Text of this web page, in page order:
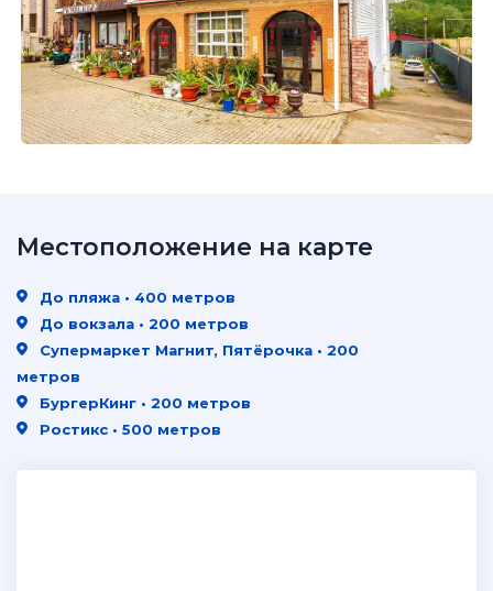
Местоположение на карте
До пляжа • 400 метров
До вокзала • 200 метров
Супермаркет Магнит, Пятёрочка • 200
метров
БургерКинг • 200 метров
Ростикс • 500 метров